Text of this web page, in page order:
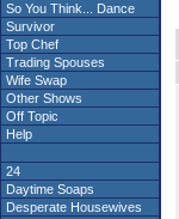
So You Think... Dance
Survivor
Top Chef
Trading Spouses
Wife Swap
Other Shows
Off Topic
Help
24
Daytime Soaps
Desperate Housewives